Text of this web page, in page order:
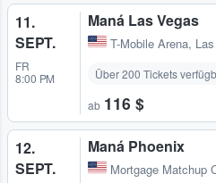
11.
SEPT.
FR
8:00 PM
Maná Las Vegas
T-Mobile Arena,
Über 200 Tickets
ab 116 $
12.
SEPT.
Maná Phoenix
Mortgage Matchup